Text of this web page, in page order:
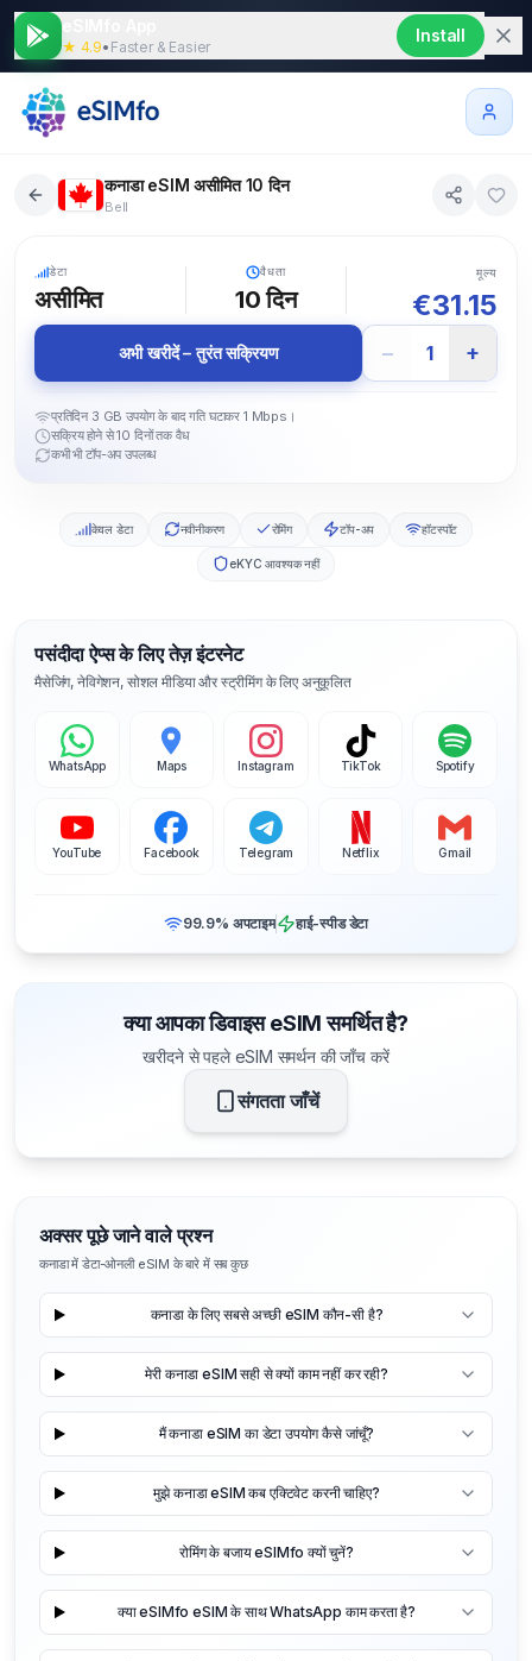
★ 4.9• Faster & Easier
Install
कनाडा eSIM असीमित 10 दिन
Bell
डेटा
असीमित
वैधता
10 दिन
मूल्य
€31.15
अभी खरीदें – तुरंत सक्रियण − 1 +
प्रतिदिन 3 GB उपयोग के बाद गति घटाकर 1 Mbps।
सक्रिय होने से 10 दिनों तक वैध
कभी भी टॉप-अप उपलब्ध
केवल डेटा नवीनीकरण रोमिंग टॉप-अप हॉटस्पॉट
eKYC आवश्यक नहीं
पसंदीदा ऐप्स के लिए तेज़ इंटरनेट
मैसेजिंग, नेविगेशन, सोशल मीडिया और स्ट्रीमिंग के लिए अनुकूलित
WhatsApp Maps Instagram TikTok Spotify
YouTube Facebook Telegram Netflix Gmail
99.9% अपटाइम हाई-स्पीड डेटा
क्या आपका डिवाइस eSIM समर्थित है?
खरीदने से पहले eSIM समर्थन की जाँच करें
संगतता जाँचें
अक्सर पूछे जाने वाले प्रश्न
कनाडा में डेटा-ओनली eSIM के बारे में सब कुछ
कनाडा के लिए सबसे अच्छी eSIM कौन-सी है?
मेरी कनाडा eSIM सही से क्यों काम नहीं कर रही?
मैं कनाडा eSIM का डेटा उपयोग कैसे जांचूँ?
मुझे कनाडा eSIM कब एक्टिवेट करनी चाहिए?
रोमिंग के बजाय eSIMfo क्यों चुनें?
क्या eSIMfo eSIM के साथ WhatsApp काम करता है?